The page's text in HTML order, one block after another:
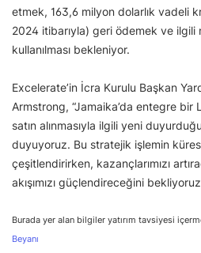
etmek, 163,6 milyon dolarlık vadeli
2024 itibarıyla) geri ödemek ve ilgili
kullanılması bekleniyor.
Excelerate’in İcra Kurulu Başkan
Armstrong, “Jamaika’da entegre
satın alınmasıyla ilgili yeni
duyuyoruz. Bu stratejik işlemin
çeşitlendirirken, kazançlarımızı
akışımızı güçlendireceğini
Burada yer alan bilgiler yatırım tavsiyesi
Beyanı